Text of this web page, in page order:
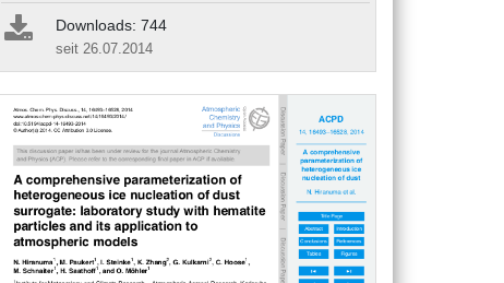
Downloads: 744
seit 26.07.2014